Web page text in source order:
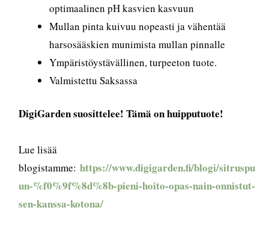
optimaalinen pH kasvien kasvuun
Mullan pinta kuivuu nopeasti ja vähentää
harsosääskien munimista mullan pinnalle
Ympäristöystävällinen, turpeeton tuote.
Valmistettu Saksassa
DigiGarden suosittelee! Tämä on huipputuote!
Lue lisää
blogistamme: https://www.digigarden.fi/blogi/sitruspu
un-%f0%9f%8d%8b-pieni-hoito-opas-nain-onnistut-
sen-kanssa-kotona/